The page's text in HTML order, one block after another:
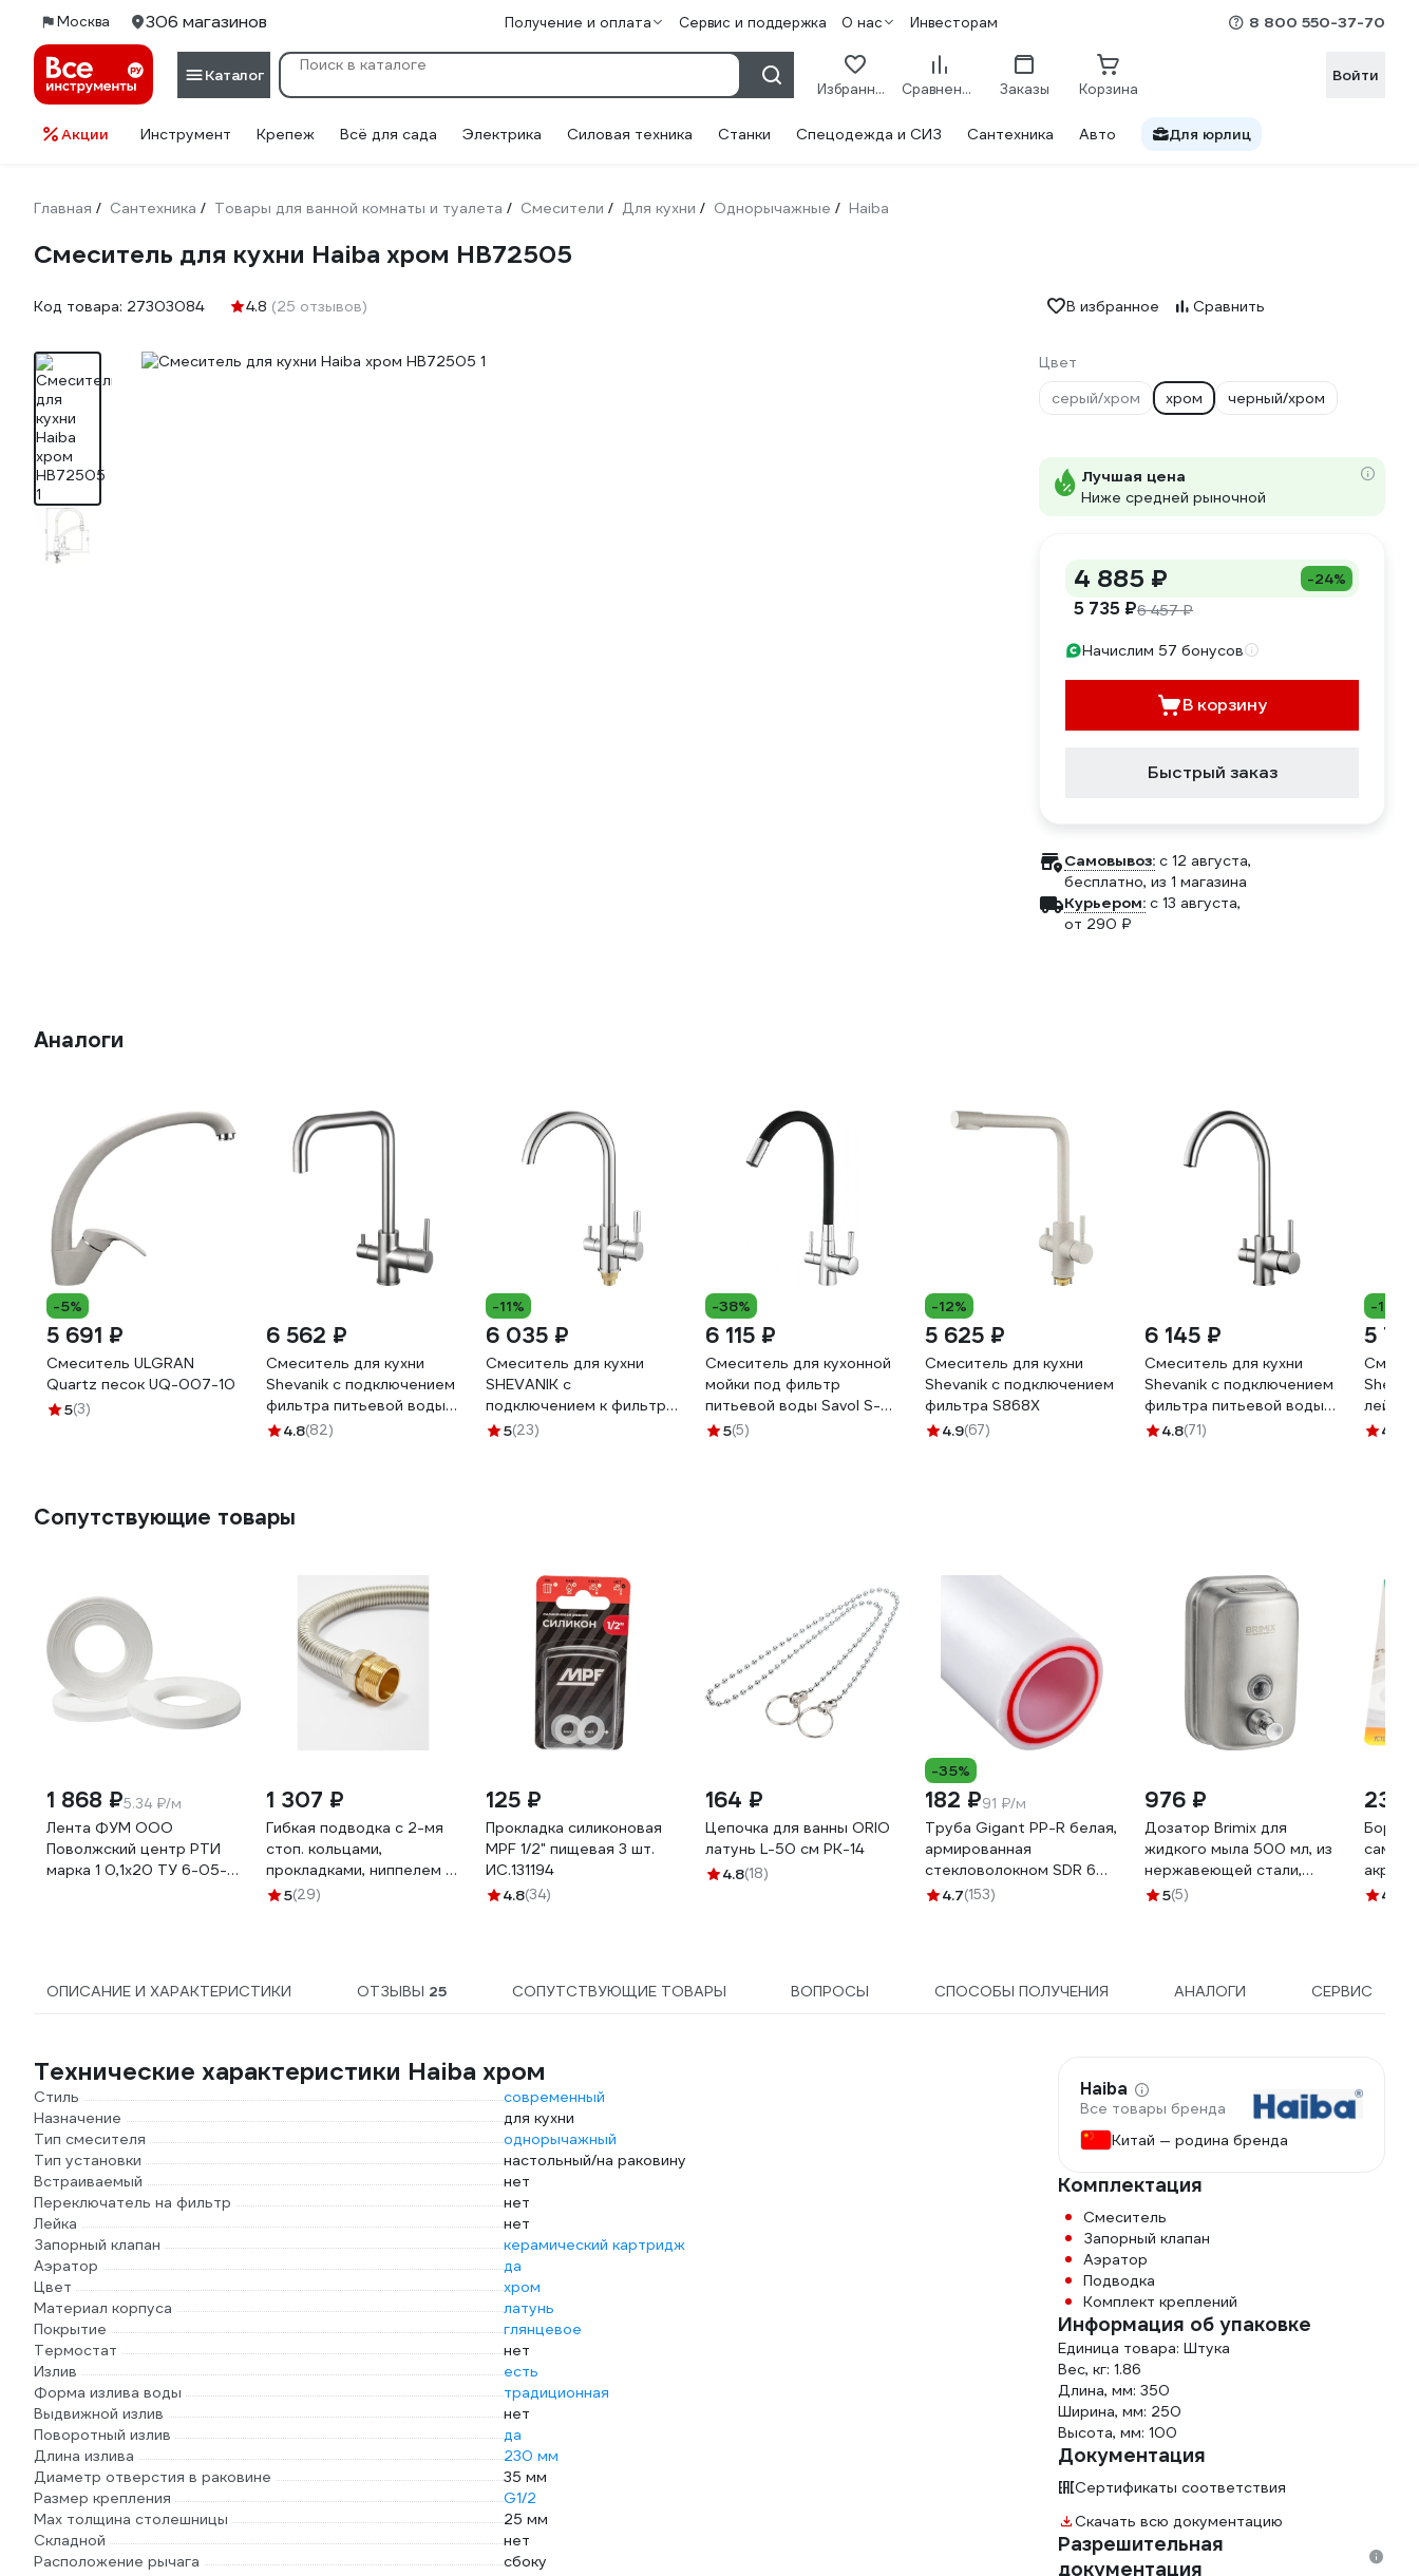
Москва 306 магазинов Получение и оплата Сервис и поддержка О нас Инвесторам 8 800 550-37-70
Каталог
Избранное Сравнение Заказы Корзина
Войти
Акции Инструмент Крепеж Всё для сада Электрика Силовая техника Станки Спецодежда и СИЗ Сантехника Авто Для юрлиц
Главная / Сантехника / Товары для ванной комнаты и туалета / Смесители / Для кухни / Однорычажные / Haiba
Смеситель для кухни Haiba хром HB72505
Код товара: 27303084 4.8 (25 отзывов) В избранное Сравнить
Цвет
серый/хром
хром черный/хром
Лучшая цена
Ниже средней рыночной
4 885 ₽ -24%
5 735 ₽6 457 ₽
Начислим 57 бонусов
В корзину
Быстрый заказ
Самовывоз: c 12 августа,
бесплатно, из 1 магазина
Курьером: c 13 августа,
от 290 ₽
Аналоги
-5%
5 691 ₽
Cмеситель ULGRAN
Quartz песок UQ-007-10
5(3)
6 562 ₽
Смеситель для кухни
Shevanik с подключением
фильтра питьевой воды
S228L
4.8(82)
-11%
6 035 ₽
Смеситель для кухни
SHEVANIK с
подключением к фильтру
питьевой воды, хром S168
5(23)
-38%
6 115 ₽
Смеситель для кухонной
мойки под фильтр
питьевой воды Savol S-
L1806-01
5(5)
-12%
5 625 ₽
Смеситель для кухни
Shevanik с подключением
фильтра S868X
4.9(67)
6 145 ₽
Смеситель для кухни
Shevanik с подключением
фильтра питьевой воды
S128L
4.8(71)
-11%
5
лейкой
4.8
Сопутствующие товары
1 868 ₽5.34 ₽/м
Лента ФУМ ООО
Поволжский центр РТИ
марка 1 0,1x20 ТУ 6-05-
1 307 ₽
Гибкая подводка с 2-мя
стоп. кольцами,
прокладками, ниппелем и
гайками 1" Kofulso KF
5(29)
125 ₽
Прокладка силиконовая
MPF 1/2" пищевая 3 шт.
ИС.131194
4.8(34)
164 ₽
Цепочка для ванны ORIO
латунь L-50 см РК-14
4.8(18)
-35%
182 ₽91 ₽/м
Труба Gigant PP-R белая,
армированная
стекловолокном SDR 6
(PN25) 25x4.2 мм, 2 м
4.7(153)
976 ₽
Дозатор Brimix для
жидкого мыла 500 мл, из
нержавеющей стали,
цвет САТИН. 614
5(5)
231
мм4.1
ОПИСАНИЕ И ХАРАКТЕРИСТИКИ ОТЗЫВЫ 25 СОПУТСТВУЮЩИЕ ТОВАРЫ ВОПРОСЫ СПОСОБЫ ПОЛУЧЕНИЯ АНАЛОГИ СЕРВИС
Технические характеристики Haiba хром
Стиль
современный
Назначение
для кухни
Тип смесителя
однорычажный
Тип установки
настольный/на раковину
Встраиваемый
нет
Переключатель на фильтр
нет
Лейка
нет
Запорный клапан
керамический картридж
Аэратор
да
Цвет
хром
Материал корпуса
латунь
Покрытие
глянцевое
Термостат
нет
Излив
есть
Форма излива воды
традиционная
Выдвижной излив
нет
Поворотный излив
да
Длина излива
230 мм
Диаметр отверстия в раковине
35 мм
Размер крепления
G1/2
Мах толщина столешницы
25 мм
Складной
нет
Расположение рычага
сбоку
Haiba
Все товары бренда
Китай — родина бренда
Комплектация
Смеситель
Запорный клапан
Аэратор
Подводка
Комплект креплений
Информация об упаковке
Единица товара: Штука
Вес, кг: 1.86
Длина, мм: 350
Ширина, мм: 250
Высота, мм: 100
Документация
Сертификаты соответствия
Скачать всю документацию
Разрешительная
документация